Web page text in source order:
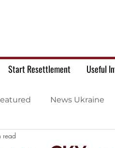
Start Resettlement Useful
News Ukraine
read